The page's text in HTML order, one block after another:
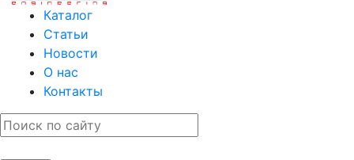
Каталог
Статьи
Новости
О нас
Контакты